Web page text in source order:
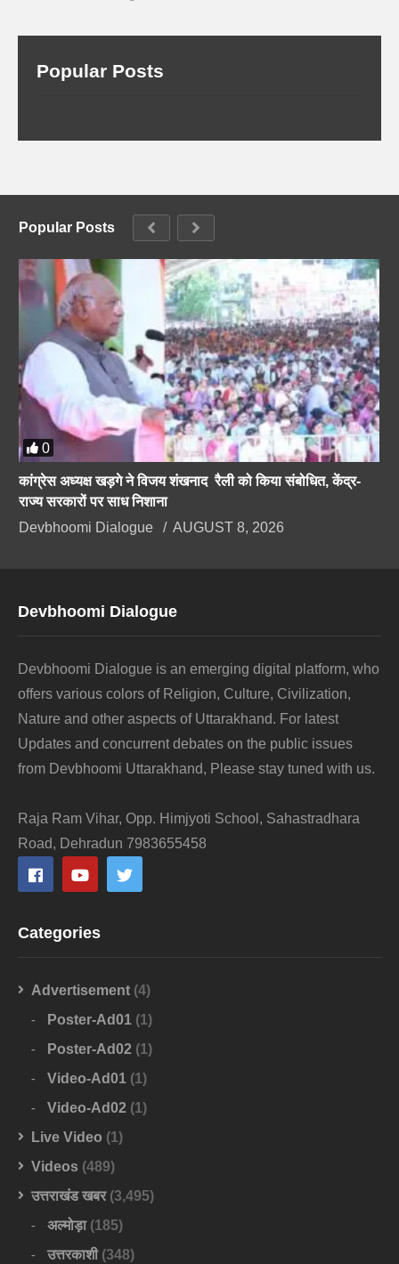
Popular Posts
Popular Posts
0
कांग्रेस अध्यक्ष खड़गे ने विजय शंखनाद रैली को किया संबोधित, केंद्र-
राज्य सरकारों पर साध निशाना
Devbhoomi Dialogue
AUGUST 8, 2026
Devbhoomi Dialogue
Devbhoomi Dialogue is an emerging digital platform, who
offers various colors of Religion, Culture, Civilization,
Nature and other aspects of Uttarakhand. For latest
Updates and concurrent debates on the public issues
from Devbhoomi Uttarakhand, Please stay tuned with us.
Raja Ram Vihar, Opp. Himjyoti School, Sahastradhara
Road, Dehradun 7983655458
Categories
Advertisement (4)
Poster-Ad01 (1)
Poster-Ad02 (1)
Video-Ad01 (1)
Video-Ad02 (1)
Live Video (1)
Videos (489)
उत्तराखंड खबर(3,495)
अल्मोड़ा(185)
उत्तरकाशी(348)